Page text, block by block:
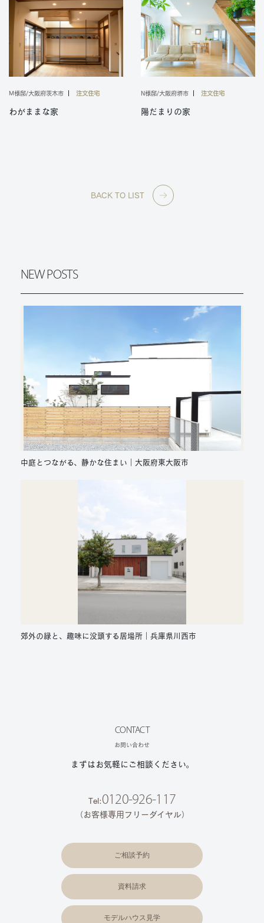
M様邸/大阪府茨木市 注文住宅
わがままな家
N様邸/大阪府堺市 注文住宅
陽だまりの家
BACK TO LIST
NEW POSTS
中庭とつながる、静かな住まい｜大阪府東大阪市
郊外の緑と、趣味に没頭する居場所｜兵庫県川西市
CONTACT
お問い合わせ
まずはお気軽にご相談ください。
Tel:0120-926-117
（お客様専用フリーダイヤル）
ご相談予約
資料請求
モデルハウス見学